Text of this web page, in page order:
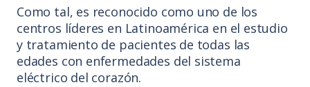
Como tal, es reconocido como uno de los
centros líderes en Latinoamérica en el estudio
y tratamiento de pacientes de todas las
edades con enfermedades del sistema
eléctrico del corazón.